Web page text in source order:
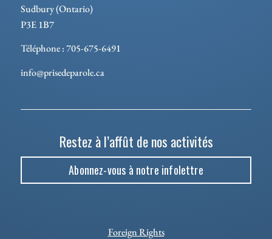
Sudbury (Ontario)
P3E 1B7
Téléphone : 705-675-6491
info@prisedeparole.ca
Restez à l’affût de nos activités
Abonnez-vous à notre infolettre
Foreign Rights